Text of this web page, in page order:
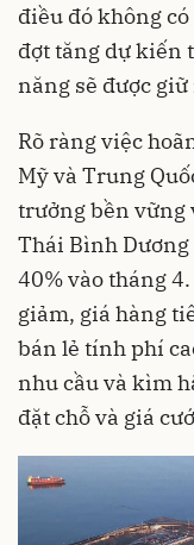
điều đó không
đợt tăng dự kiến
năng sẽ được
Rõ ràng việc
Mỹ và Trung
trưởng bền vững
Thái Bình
40% vào tháng
giảm, giá hàng
bán lẻ tính phí
nhu cầu và kìm
đặt chỗ và giá